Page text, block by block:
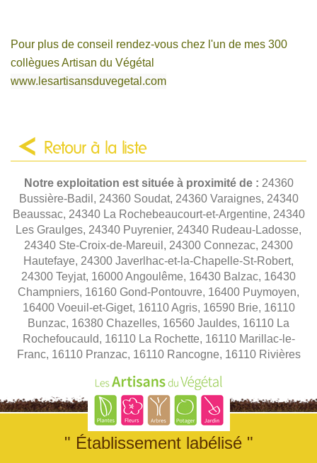
Pour plus de conseil rendez-vous chez l'un de mes 300
collègues Artisan du Végétal
www.lesartisansduvegetal.com
Retour à la liste
Notre exploitation est située à proximité de : 24360
Bussière-Badil, 24360 Soudat, 24360 Varaignes, 24340
Beaussac, 24340 La Rochebeaucourt-et-Argentine, 24340
Les Graulges, 24340 Puyrenier, 24340 Rudeau-Ladosse,
24340 Ste-Croix-de-Mareuil, 24300 Connezac, 24300
Hautefaye, 24300 Javerlhac-et-la-Chapelle-St-Robert,
24300 Teyjat, 16000 Angoulême, 16430 Balzac, 16430
Champniers, 16160 Gond-Pontouvre, 16400 Puymoyen,
16400 Voeuil-et-Giget, 16110 Agris, 16590 Brie, 16110
Bunzac, 16380 Chazelles, 16560 Jauldes, 16110 La
Rochefoucauld, 16110 La Rochette, 16110 Marillac-le-
Franc, 16110 Pranzac, 16110 Rancogne, 16110 Rivières
" Établissement labélisé "